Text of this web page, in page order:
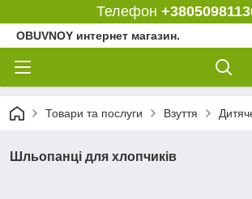
Телефон
OBUVNOY интернет магазин.
Товари та послуги Взуття
Шльопанці для хлопчиків